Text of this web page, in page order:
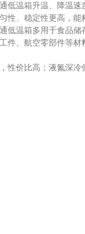
温箱升温、降温速
性、稳定性更高，
温箱多用于食品储
件、航空零部件等
价比高；液氮深冷